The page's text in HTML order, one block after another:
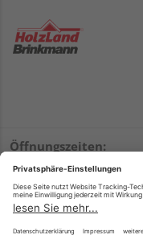
Öffnungszeiten:
Mo. – Fr.08:00 – 18:00
Sa.09:00 – 13:00